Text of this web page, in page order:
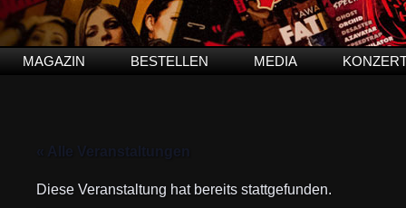
MAGAZIN BESTELLEN MEDIA
« Alle Veranstaltungen
Diese Veranstaltung hat bereits stattgefunden.